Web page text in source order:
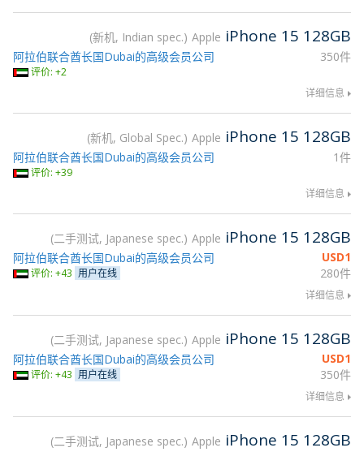
新机, Indian spec. Apple iPhone 15 128GB
350件
阿拉伯联合酋长国Dubai的高级会员公司
评价: +2
详细信息
新机, Global Spec. Apple iPhone 15 128GB
1件
阿拉伯联合酋长国Dubai的高级会员公司
评价: +39
详细信息
二手测试, Japanese spec. Apple iPhone 15 128GB
USD1
280件
阿拉伯联合酋长国Dubai的高级会员公司
评价: +43 用户在线
详细信息
二手测试, Japanese spec. Apple iPhone 15 128GB
USD1
350件
阿拉伯联合酋长国Dubai的高级会员公司
评价: +43 用户在线
详细信息
二手测试, Japanese spec. Apple iPhone 15 128GB